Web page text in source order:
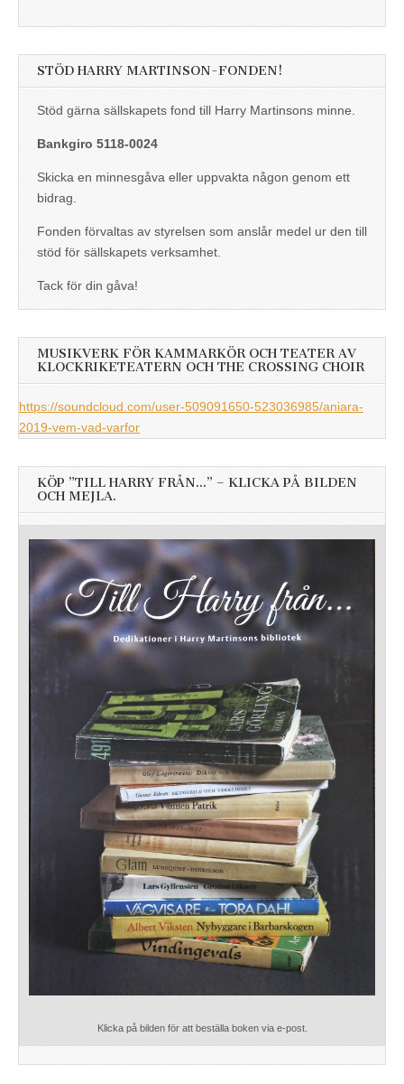
STÖD HARRY MARTINSON-FONDEN!
Stöd gärna sällskapets fond till Harry Martinsons minne.
Bankgiro 5118-0024
Skicka en minnesgåva eller uppvakta någon genom ett
bidrag.
Fonden förvaltas av styrelsen som anslår medel ur den till
stöd för sällskapets verksamhet.
Tack för din gåva!
MUSIKVERK FÖR KAMMARKÖR OCH TEATER AV
KLOCKRIKETEATERN OCH THE CROSSING CHOIR
https://soundcloud.com/user-509091650-523036985/aniara-
2019-vem-vad-varfor
KÖP ”TILL HARRY FRÅN…” – KLICKA PÅ BILDEN
OCH MEJLA.
Klicka på bilden för att beställa boken via e-post.